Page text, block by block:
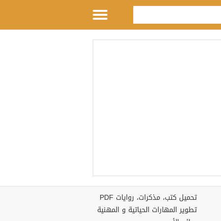
تحميل كتب، مذكرات، روايات PDF
تطوير المهارات الحياتية و المهنية